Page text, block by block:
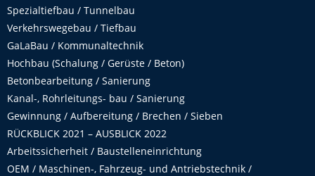
Spezialtiefbau / Tunnelbau
Verkehrswegebau / Tiefbau
GaLaBau / Kommunaltechnik
Hochbau (Schalung / Gerüste / Beton)
Betonbearbeitung / Sanierung
Kanal-, Rohrleitungs- bau / Sanierung
Gewinnung / Aufbereitung / Brechen / Sieben
RÜCKBLICK 2021 – AUSBLICK 2022
Arbeitssicherheit / Baustelleneinrichtung
OEM / Maschinen-, Fahrzeug- und Antriebstechnik /